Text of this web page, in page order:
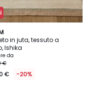
in juta, tessuto a
Ishika
da
€
€ -20%